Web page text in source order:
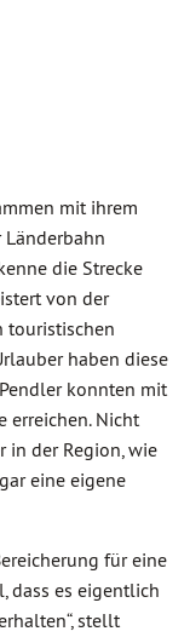
mit ihrem
Länderbahn
die Strecke
von der
touristischen
haben diese
konnten mit
erreichen. Nicht
in der Region, wie
eine eigene
für eine
dass es eigentlich
stellt